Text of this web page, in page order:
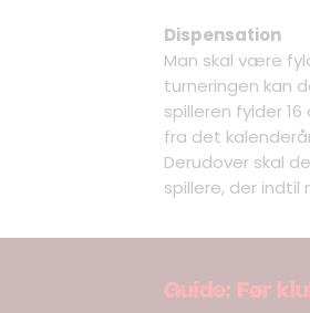
Dispensation
Man skal være
turneringen kan
spilleren fylder
fra det
Derudover skal
spillere, der indtil
Guide: Før